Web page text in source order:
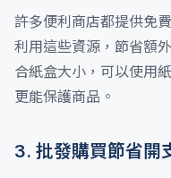
許多便利商店都提供免
利用這些資源，節省額
合紙盒大小，可以使用
更能保護商品。
3. 批發購買節省開